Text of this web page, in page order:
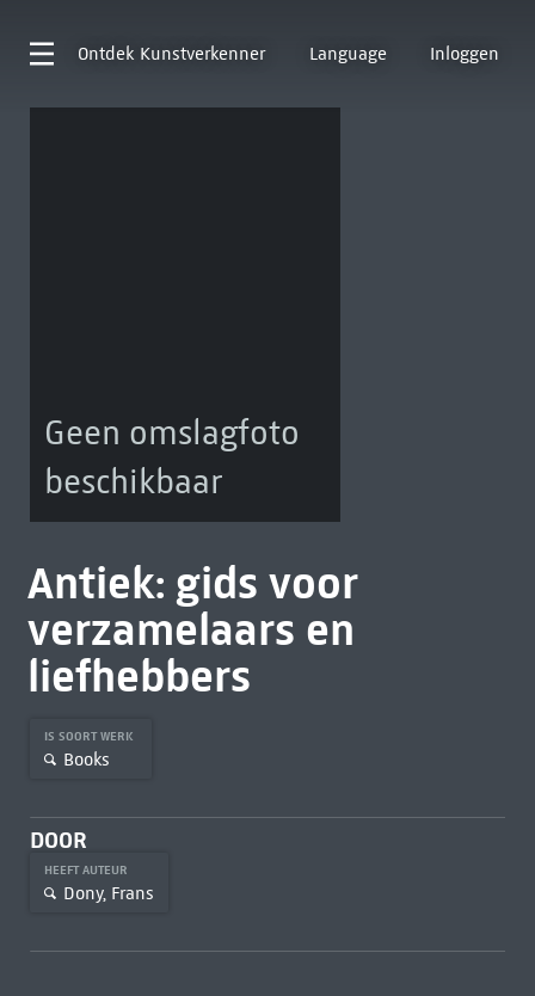
Ontdek Kunstverkenner Language Inloggen
Geen omslagfoto
beschikbaar
Antiek: gids voor
verzamelaars en
liefhebbers
IS SOORT WERK
Books
DOOR
HEEFT AUTEUR
Dony, Frans